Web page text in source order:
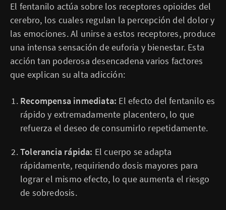
El fentanilo actúa sobre los receptores opioides del
cerebro, los cuales regulan la percepción del dolor y
las emociones. Al unirse a estos receptores, produce
una intensa sensación de euforia y bienestar. Esta
acción tan poderosa desencadena varios factores
que explican su alta adicción:
Recompensa inmediata: El efecto del fentanilo es
rápido y extremadamente placentero, lo que
refuerza el deseo de consumirlo repetidamente.
Tolerancia rápida: El cuerpo se adapta
rápidamente, requiriendo dosis mayores para
lograr el mismo efecto, lo que aumenta el riesgo
de sobredosis.